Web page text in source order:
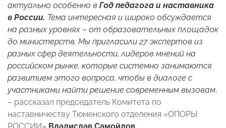
актуально особенно в Год педагога и наставника
в России. Тема интересная и широко обсуждается
на разных уровнях – от образовательных площадок
до министерств. Мы пригласили 27 экспертов из
разных сфер деятельности, лидеров мнений на
российском рынке, которые системно занимаются
развитием этого вопроса, чтобы в диалоге с
участниками найти решение современным вызовам,
– рассказал председатель Комитета по
наставничеству Тюменского отделения «ОПОРЫ